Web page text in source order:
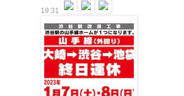
19:31